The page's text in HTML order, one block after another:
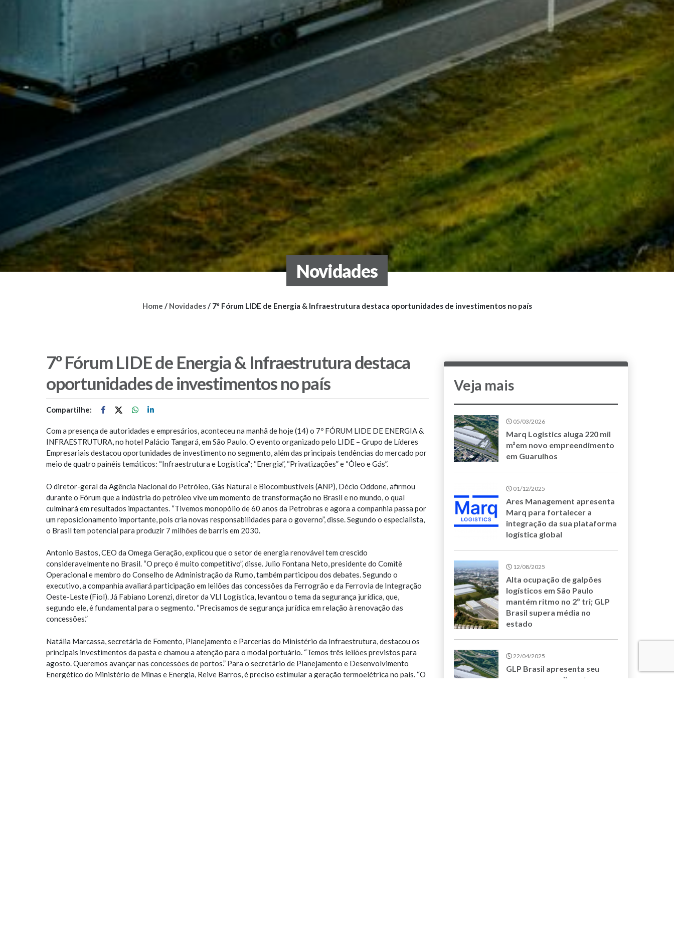
Novidades
Home / Novidades/ 7º Fórum LIDE de Energia & Infraestrutura destaca oportunidades de investimentos no país
7º Fórum LIDE de Energia & Infraestrutura destaca
oportunidades de investimentos no país
Compartilhe:
Com a presença de autoridades e empresários, aconteceu na manhã de hoje (14) o 7º FÓRUM LIDE DE ENERGIA &
INFRAESTRUTURA, no hotel Palácio Tangará, em São Paulo. O evento organizado pelo LIDE – Grupo de Líderes
Empresariais destacou oportunidades de investimento no segmento, além das principais tendências do mercado por
meio de quatro painéis temáticos: “Infraestrutura e Logística”; “Energia”, “Privatizações” e “Óleo e Gás”.
O diretor-geral da Agência Nacional do Petróleo, Gás Natural e Biocombustíveis (ANP), Décio Oddone, afirmou
durante o Fórum que a indústria do petróleo vive um momento de transformação no Brasil e no mundo, o qual
culminará em resultados impactantes. “Tivemos monopólio de 60 anos da Petrobras e agora a companhia passa por
um reposicionamento importante, pois cria novas responsabilidades para o governo”, disse. Segundo o especialista,
o Brasil tem potencial para produzir 7 milhões de barris em 2030.
Antonio Bastos, CEO da Omega Geração, explicou que o setor de energia renovável tem crescido
consideravelmente no Brasil. “O preço é muito competitivo”, disse. Julio Fontana Neto, presidente do Comitê
Operacional e membro do Conselho de Administração da Rumo, também participou dos debates. Segundo o
executivo, a companhia avaliará participação em leilões das concessões da Ferrogrão e da Ferrovia de Integração
Oeste-Leste (Fiol). Já Fabiano Lorenzi, diretor da VLI Logística, levantou o tema da segurança jurídica, que,
segundo ele, é fundamental para o segmento. “Precisamos de segurança jurídica em relação à renovação das
concessões.”
Natália Marcassa, secretária de Fomento, Planejamento e Parcerias do Ministério da Infraestrutura, destacou os
principais investimentos da pasta e chamou a atenção para o modal portuário. “Temos três leilões previstos para
agosto. Queremos avançar nas concessões de portos.” Para o secretário de Planejamento e Desenvolvimento
Energético do Ministério de Minas e Energia, Reive Barros, é preciso estimular a geração termoelétrica no país. “O
Veja mais
05/03/2026
Marq Logistics aluga 220 mil
m²em novo empreendimento
em Guarulhos
01/12/2025
Ares Management apresenta
Marq para fortalecer a
integração da sua plataforma
logística global
12/08/2025
Alta ocupação de galpões
logísticos em São Paulo
mantém ritmo no 2º tri; GLP
Brasil supera média no
estado
22/04/2025
GLP Brasil apresenta seu
novo empreendimento,